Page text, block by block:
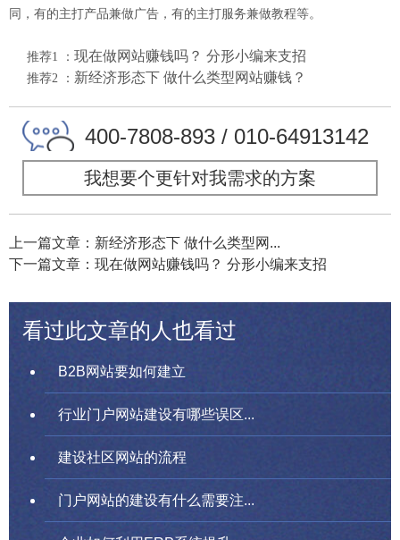
同，有的主打产品兼做广告，有的主打服务兼做教程等。
推荐1 ： 现在做网站赚钱吗？ 分形小编来支招
推荐2 ： 新经济形态下 做什么类型网站赚钱 ？
400-7808-893 / 010-64913142
我想要个更针对我需求的方案
上一篇文章：新经济形态下 做什么类型网...
下一篇文章：现在做网站赚钱吗？ 分形小编来支招
看过此文章的人也看过
B2B网站要如何建立
行业门户网站建设有哪些误区...
建设社区网站的流程
门户网站的建设有什么需要注...